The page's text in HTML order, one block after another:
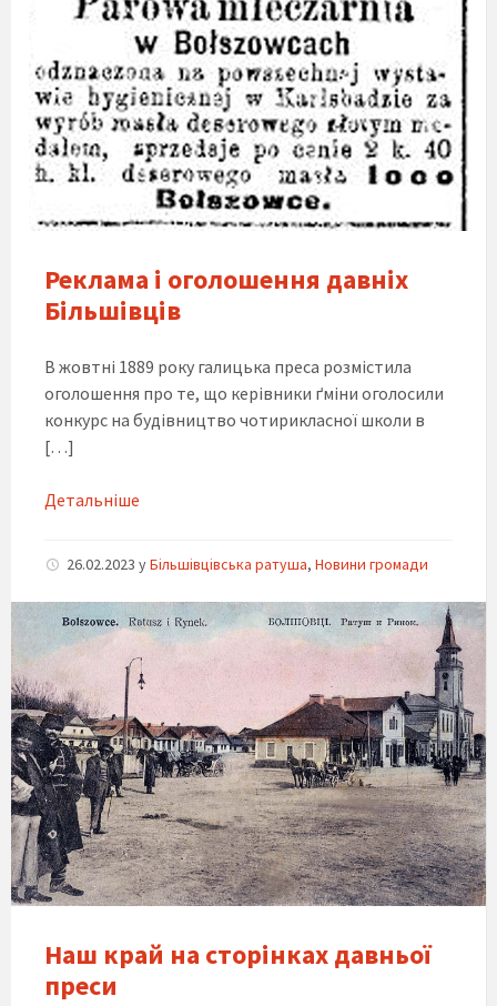
Реклама і оголошення давніх
Більшівців
В жовтні 1889 року галицька преса розмістила
оголошення про те, що керівники ґміни оголосили
конкурс на будівництво чотирикласної школи в
[…]
Детальніше
26.02.2023 yБільшівцівська ратуша, Новини громади
Наш край на сторінках давньої
преси